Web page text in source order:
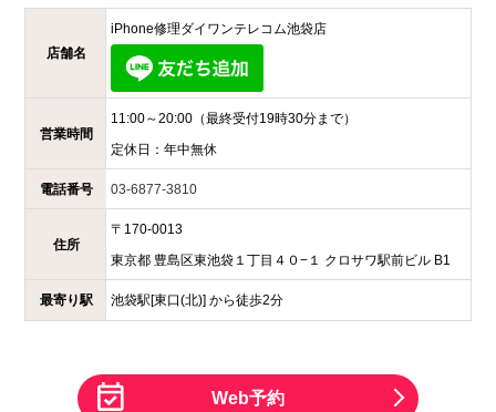
店舗名
iPhone修理ダイワンテレコム池袋店
営業時間
11:00～20:00（最終受付19時30分まで）
定休日： 年中無休
電話番号 03-6877-3810
住所
〒 170-0013
東京都 豊島区東池袋１丁目４０−１ クロサワ駅前ビル B1
最寄り駅 池袋駅[東口(北)] から徒歩2分
Web予約